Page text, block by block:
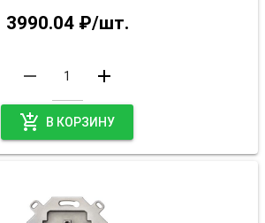
3990.04 ₽/шт.
remove add
add_shopping_cart В КОРЗИНУ